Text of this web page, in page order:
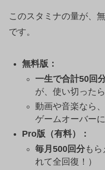
このスタミナの量が、
です。
無料版：
一生で合計50回
が、使い切った
動画や音楽なら
ゲームオーバー
Pro版（有料）：
毎月500回分もら
れて全回復！）